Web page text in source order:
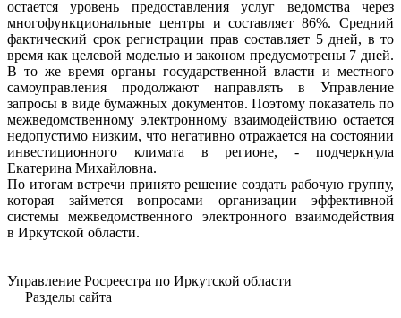
остается уровень предоставления услуг ведомства через
многофункциональные центры и составляет 86%. Средний
фактический срок регистрации прав составляет 5 дней, в то
время как целевой моделью и законом предусмотрены 7 дней.
В то же время органы государственной власти и местного
самоуправления продолжают направлять в Управление
запросы в виде бумажных документов. Поэтому показатель по
межведомственному электронному взаимодействию остается
недопустимо низким, что негативно отражается на состоянии
инвестиционного климата в регионе, - подчеркнула
Екатерина Михайловна.
По итогам встречи принято решение создать рабочую группу,
которая займется вопросами организации эффективной
системы межведомственного электронного взаимодействия
в Иркутской области.
Управление Росреестра по Иркутской области
Разделы сайта